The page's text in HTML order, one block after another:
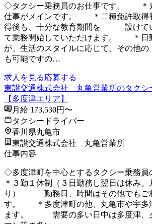
◇タクシー乗務員のお仕事です。 ＊
仕事がメインです。 ＊二種免許取得
得後も、十分な教育期間を 設けて
て乗務開始していただけます。 ＊日
が、生活のスタイルに応じて、その
も可能ですの…
求人を見る応募する
東讃交通株式会社 丸亀営業所のタクシ
【多度津エリア】
月給 173,530円〜
タクシードライバー
香川県丸亀市
東讃交通株式会社 丸亀営業所
仕事内容
◇多度津町を中心とするタクシー乗務
＊３勤１休制（３日勤務し翌日は休み
り） 勤務日、時間はその他でもご
す。 ＊多度津町の他、丸亀市や宇多
ます。 需要の多い日中は多度津、